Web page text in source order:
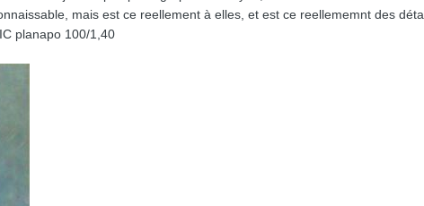
mais est ce reellement à elles, et est ce reellememnt des
planapo 100/1,40